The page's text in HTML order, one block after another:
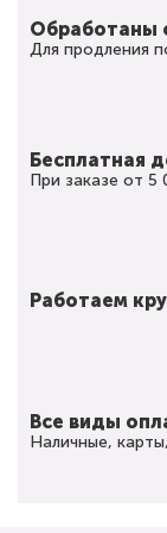
Обработаны
Для продления
Бесплатная
При заказе от 5
Работаем
Все виды
Наличные,